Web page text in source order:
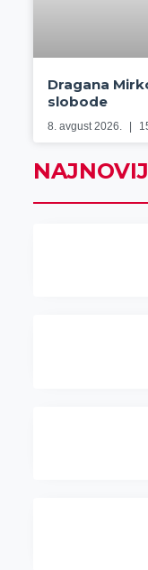
Dragana
slobode
8. avgust 2026.